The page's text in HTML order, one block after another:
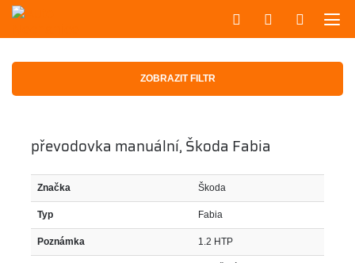
ZOBRAZIT FILTR
převodovka manuální, Škoda Fabia
Značka Škoda
Typ Fabia
Poznámka 1.2 HTP